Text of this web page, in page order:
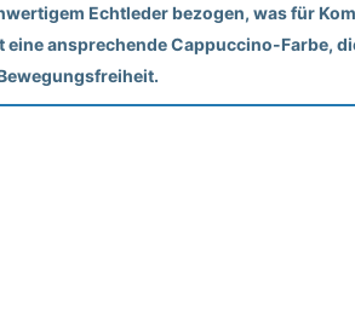
Echtleder bezogen, was für
eine ansprechende Cappuccino-Farbe,